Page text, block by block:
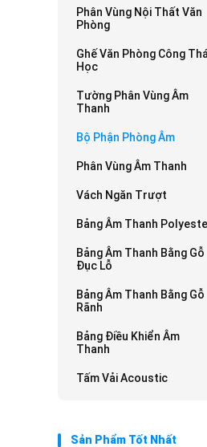
Phân Vùng Nội Thất Văn
Phòng
Ghế Văn Phòng Công
Học
Tường Phân Vùng Âm
Thanh
Bộ Phận Phòng Âm
Phân Vùng Âm Thanh
Vách Ngăn Trượt
Bảng Âm Thanh
Bảng Âm Thanh Bằng Gỗ
Đục Lỗ
Bảng Âm Thanh Bằng Gỗ
Rãnh
Bảng Điều Khiển Âm
Thanh
Tấm Vải Acoustic
Sản Phẩm Tốt Nhất